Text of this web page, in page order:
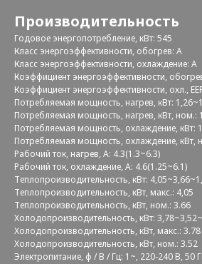
Производительность
Годовое энергопотребление, кВт: 545
Класс энергоэффективности, обогрев: A
Класс энергоэффективности, охлаждение: A
Коэффициент энергоэффективности,
Коэффициент энергоэффективности, охл.,
Потребляемая мощность, нагрев, кВт:
Потребляемая мощность, нагрев, кВт, ном.:
Потребляемая мощность, охлаждение, кВт:
Потребляемая мощность, охлаждение, кВт,
Рабочий ток, нагрев, А: 4.3(1.3~6.3)
Рабочий ток, охлаждение, А: 4.6(1.25~6.1)
Теплопроизводительность, кВт:
Теплопроизводительность, кВт, макс.: 4,05
Теплопроизводительность, кВт, ном.: 3.66
Холодопроизводительность, кВт:
Холодопроизводительность, кВт, макс.: 3.78
Холодопроизводительность, кВт, ном.: 3.52
Электропитание, ф / В / Гц: 1~, 220-240 В, 50